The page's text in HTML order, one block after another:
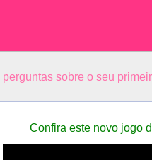
perguntas sobre o seu
Confira este novo jogo